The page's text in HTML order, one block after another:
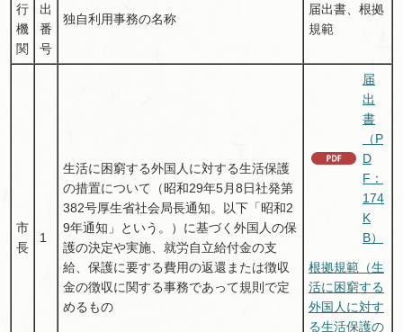
行
機
関
出
番
号
独自利用事務の名称
届出書、根拠
規範
市
長
1
生活に困窮する外国人に対する生活保護
の措置について（昭和29年5月8日社発第
382号厚生省社会局長通知。以下「昭和2
9年通知」という。）に基づく外国人の保
護の決定や実施、就労自立給付金の支
給、保護に要する費用の返還または徴収
金の徴収に関する事務であって規則で定
めるもの
届
出
書
（P
D
F：
174
K
B）
根拠規範（生
活に困窮する
外国人に対す
る生活保護の